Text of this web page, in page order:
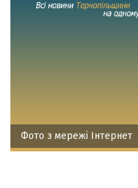
Фото з мережі Інтернет